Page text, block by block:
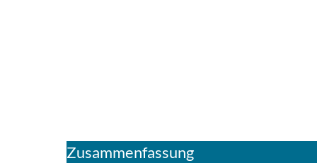
Zusammenfassung